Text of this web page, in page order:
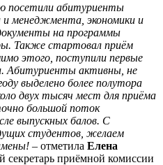
посетили абитуриенты
менеджмента, экономики и
на программы
Также стартовал приём
этого, поступили первые
Абитуриенты активны, не
выделено более полутора
двух тысяч мест для приёма
большой поток
выпускных балов. С
студентов, желаем
– отметила Елена
секретарь приёмной комиссии